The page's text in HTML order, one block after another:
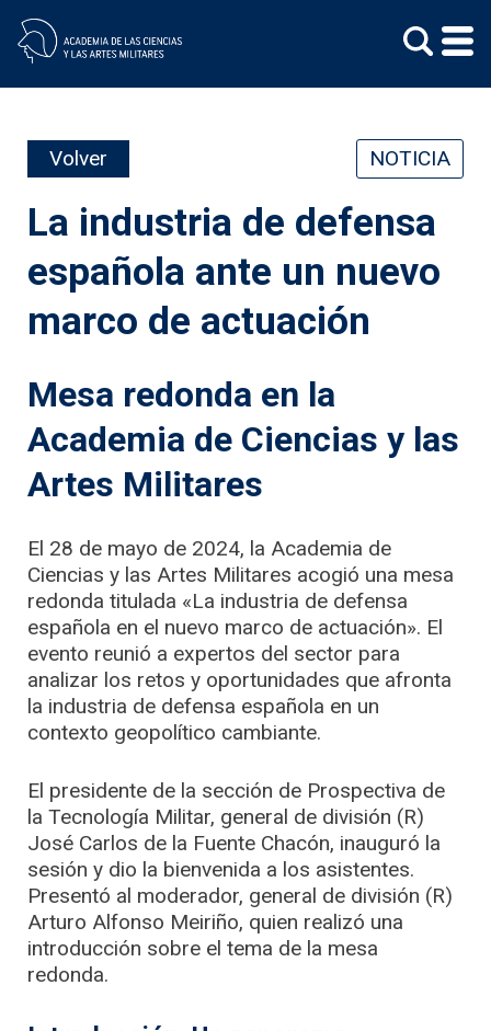
content
Volver NOTICIA
La industria de defensa
española ante un nuevo
marco de actuación
Mesa redonda en la
Academia de Ciencias y las
Artes Militares
El 28 de mayo de 2024, la Academia de
Ciencias y las Artes Militares acogió una mesa
redonda titulada «La industria de defensa
española en el nuevo marco de actuación». El
evento reunió a expertos del sector para
analizar los retos y oportunidades que afronta
la industria de defensa española en un
contexto geopolítico cambiante.
El presidente de la sección de Prospectiva de
la Tecnología Militar, general de división (R)
José Carlos de la Fuente Chacón, inauguró la
sesión y dio la bienvenida a los asistentes.
Presentó al moderador, general de división (R)
Arturo Alfonso Meiriño, quien realizó una
introducción sobre el tema de la mesa
redonda.